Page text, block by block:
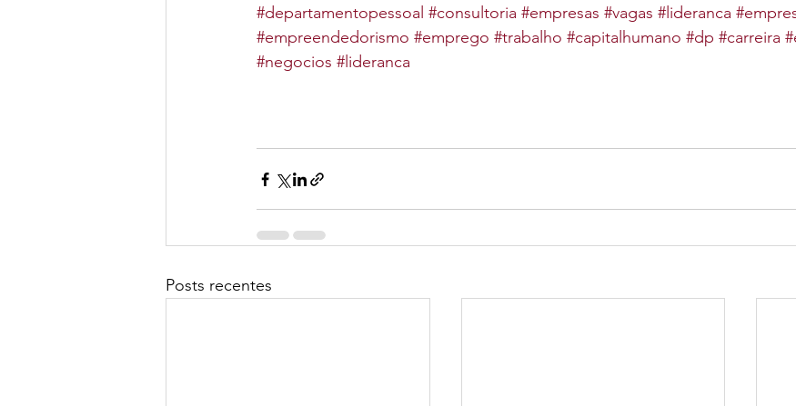
#departamentopessoal #consultoria #empresas #vagas #lideranca
#empreendedorismo #emprego #trabalho #capitalhumano #dp #carreira
#negocios #lideranca
Posts recentes